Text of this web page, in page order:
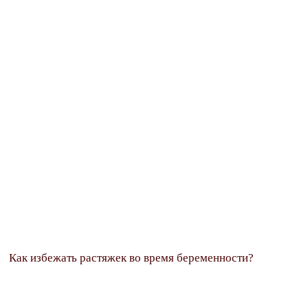
Как избежать растяжек во время беременности?